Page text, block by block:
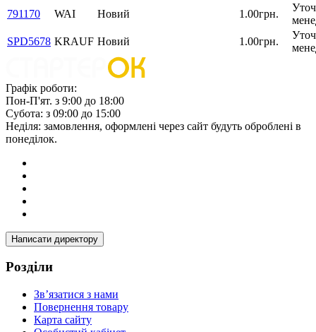
791170
WAI Новий 1.00грн.
SPD5678 KRAUF Новий 1.00грн.
Графік роботи:
Пон-П'ят. з 9:00 до 18:00
Субота: з 09:00 до 15:00
Неділя: замовлення, оформлені через сайт будуть оброблені в
понеділок.
Написати директору
Розділи
Зв’язатися з нами
Повернення товару
Карта сайту